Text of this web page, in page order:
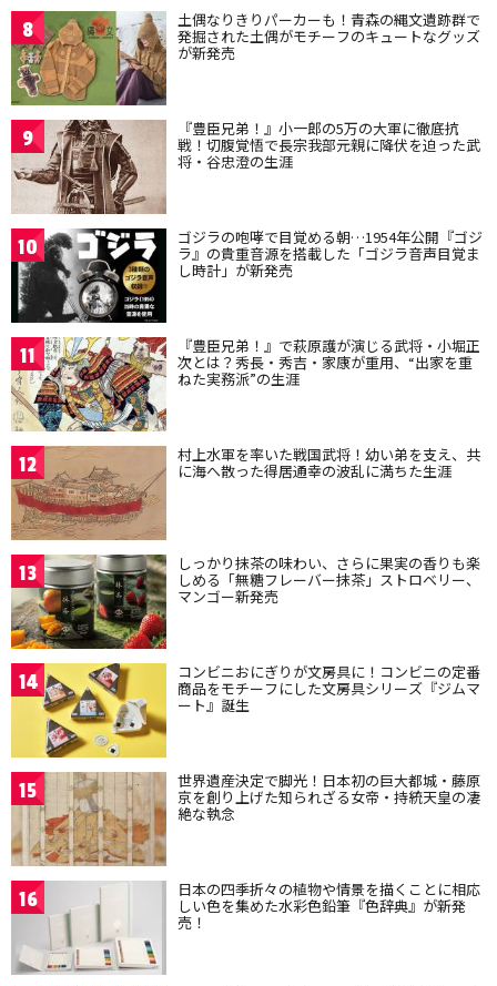
8 土偶なりきりパーカーも！青森の縄文遺跡群で
発掘された土偶がモチーフのキュートなグッズ
が新発売
9 『豊臣兄弟！』小一郎の5万の大軍に徹底抗
戦！切腹覚悟で長宗我部元親に降伏を迫った武
将・谷忠澄の生涯
10 ゴジラの咆哮で目覚める朝…1954年公開『ゴジ
ラ』の貴重音源を搭載した「ゴジラ音声目覚ま
し時計」が新発売
11 『豊臣兄弟！』で萩原護が演じる武将・小堀正
次とは？秀長・秀吉・家康が重用、“出家を重
ねた実務派”の生涯
12 村上水軍を率いた戦国武将！幼い弟を支え、共
に海へ散った得居通幸の波乱に満ちた生涯
13 しっかり抹茶の味わい、さらに果実の香りも楽
しめる「無糖フレーバー抹茶」ストロベリー、
マンゴー新発売
14 コンビニおにぎりが文房具に！コンビニの定番
商品をモチーフにした文房具シリーズ『ジムマ
ート』誕生
15 世界遺産決定で脚光！日本初の巨大都城・藤原
京を創り上げた知られざる女帝・持統天皇の凄
絶な執念
16 日本の四季折々の植物や情景を描くことに相応
しい色を集めた水彩色鉛筆『色辞典』が新発
売！